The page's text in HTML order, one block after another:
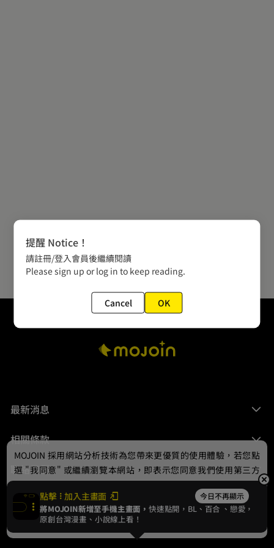
最新消息
相關條款
聯絡我們
© 2024 gamania Digital Entertainment Co., Ltd.
點擊 加入主畫面 今日不再顯示
將MOJOIN新增至手機主畫面，快速點開，BL、 百合 、戀愛，
原創台灣漫畫、小說線上看！
MOJOIN 採用網站分析技術為您帶來更優質的使用體驗，若您點
選 "我同意" 或繼續瀏覽本網站，即表示您同意我們使用第三方
Cookie，欲瞭解更多資訊請見隱私權政策。
我同意
提醒 Notice！
請註冊/登入會員後繼續閱讀
Please sign up or log in to keep reading.
Cancel OK